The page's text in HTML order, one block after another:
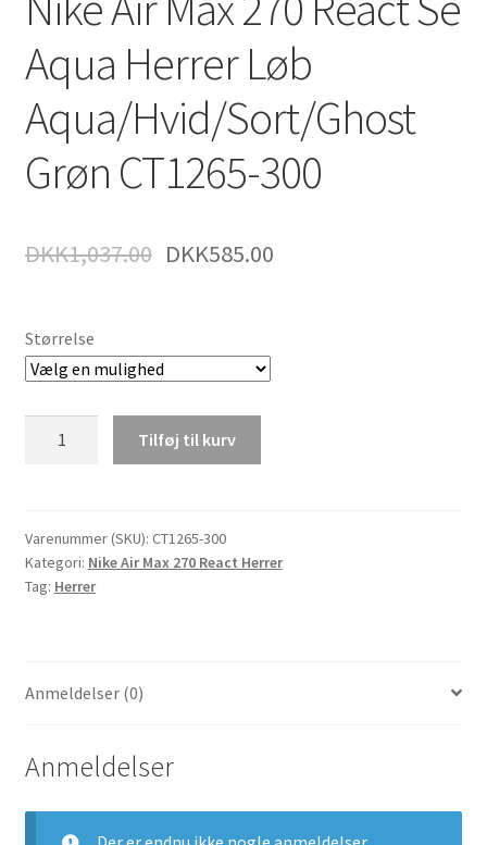
Aqua Herrer Løb
Aqua/Hvid/Sort/Ghost
Grøn CT1265-300
DKK1,037.00 DKK585.00
Størrelse
React
Se
Aqua
Grøn
300
antal
Tilføj til kurv
Varenummer (SKU): CT1265-300
Kategori: Nike Air Max 270 React Herrer
Tag: Herrer
Anmeldelser (0)
Anmeldelser